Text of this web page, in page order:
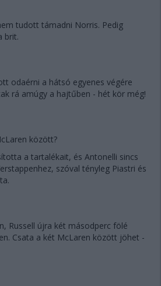
tudott támadni Norris. Pedig
brit.
odaérni a hátsó egyenes végére
rá amúgy a hajtűben - hét kör még!
között?
a tartalékait, és Antonelli sincs
szóval tényleg Piastri és
Russell újra két másodperc fölé
Csata a két McLaren között jöhet -